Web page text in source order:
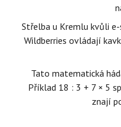
Střelba u Kremlu kvůli
Wildberries ovládají
Tato matematická
Příklad 18 : 3 + 7 × 5
znají